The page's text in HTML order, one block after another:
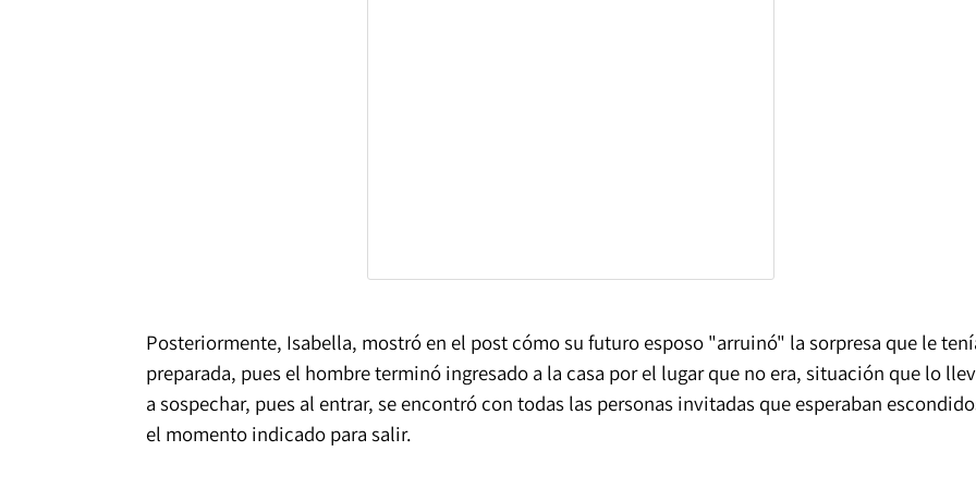
Posteriormente, Isabella, mostró en el post cómo su futuro esposo "arruinó" la sorpresa que le
preparada, pues el hombre terminó ingresado a la casa por el lugar que no era, situación que lo
a sospechar, pues al entrar, se encontró con todas las personas invitadas que esperaban
el momento indicado para salir.